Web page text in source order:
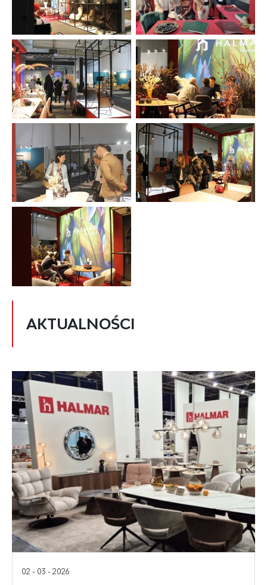
AKTUALNOŚCI
02 - 03 - 2026